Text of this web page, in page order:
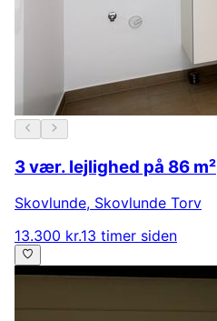
3 vær. lejlighed på 86 m²
Skovlunde, Skovlunde Torv
13.300 kr.13 timer siden